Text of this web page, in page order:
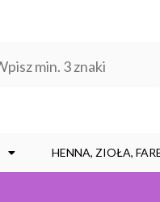
HENNA, ZIOŁA,